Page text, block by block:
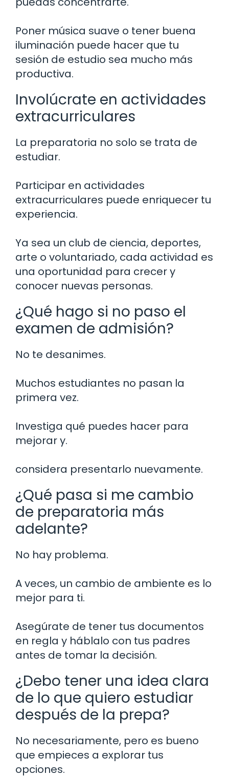
Poner música suave o tener buena
iluminación puede hacer que tu
sesión de estudio sea mucho más
productiva.
Involúcrate en actividades
extracurriculares
La preparatoria no solo se trata de
estudiar.
Participar en actividades
extracurriculares puede enriquecer tu
experiencia.
Ya sea un club de ciencia, deportes,
arte o voluntariado, cada actividad es
una oportunidad para crecer y
conocer nuevas personas.
¿Qué hago si no paso el
examen de admisión?
No te desanimes.
Muchos estudiantes no pasan la
primera vez.
Investiga qué puedes hacer para
mejorar y.
considera presentarlo nuevamente.
¿Qué pasa si me cambio
de preparatoria más
adelante?
No hay problema.
A veces, un cambio de ambiente es lo
mejor para ti.
Asegúrate de tener tus documentos
en regla y háblalo con tus padres
antes de tomar la decisión.
¿Debo tener una idea clara
de lo que quiero estudiar
después de la prepa?
No necesariamente, pero es bueno
que empieces a explorar tus
opciones.